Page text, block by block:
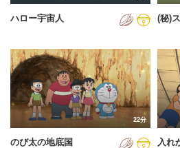
ハロー宇宙人 (秘)
22分
のび太の地底国 入れ